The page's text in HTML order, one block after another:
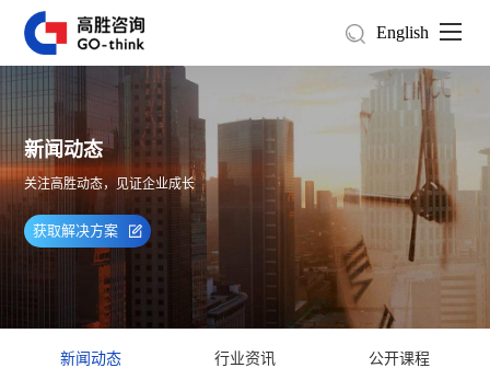
English
新闻动态
关注高胜动态，见证企业成长
获取解决方案
新闻动态 行业资讯 公开课程